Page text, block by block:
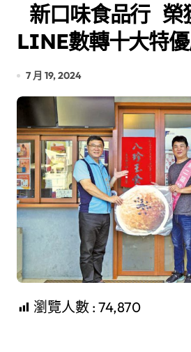
新口味食品行 榮
LINE數轉十大特優
7 月 19, 2024
瀏覽人數 : 74,870